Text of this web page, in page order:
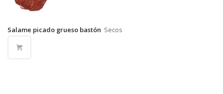
Salame picado grueso bastón Secos